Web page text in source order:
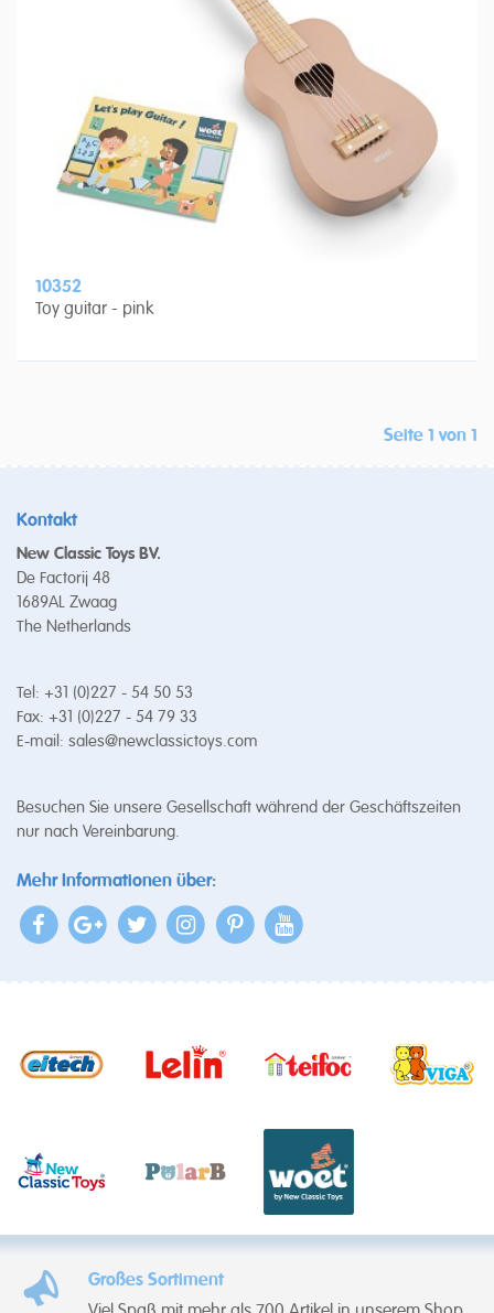
10352
Toy guitar - pink
Seite 1 von 1
Kontakt
New Classic Toys BV.
De Factorij 48
1689AL Zwaag
The Netherlands
Tel: +31 (0)227 - 54 50 53
Fax: +31 (0)227 - 54 79 33
E-mail: sales@newclassictoys.com
Besuchen Sie unsere Gesellschaft während der Geschäftszeiten
nur nach Vereinbarung.
Mehr Informationen über:
Großes Sortiment